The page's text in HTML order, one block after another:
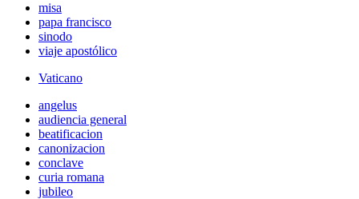
misa
papa francisco
sinodo
viaje apostólico
Vaticano
angelus
audiencia general
beatificacion
canonizacion
conclave
curia romana
jubileo